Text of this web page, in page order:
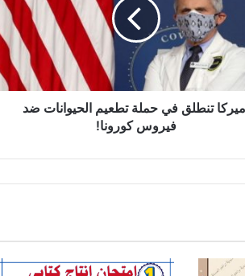
تنطلق في حملة تطعيم الحيوانات ضد
فيروس كورونا!